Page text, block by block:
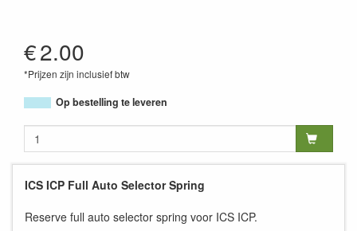
€2.00
*Prijzen zijn inclusief btw
Op bestelling te leveren
ICS ICP Full Auto Selector Spring
Reserve full auto selector spring voor ICS ICP.